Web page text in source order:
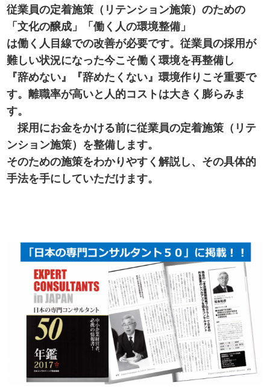
従業員の定着施策（リテンション施策）のための
「文化の醸成」「働く人の環境整備」
は働く人目線での改善が必要です。従業員の採用が
難しい状況になった今こそ働く環境を再整備し
『辞めない』『辞めたくない』環境作りこそ重要で
す。離職率が高いと人的コストは大きく膨らみま
す。
採用にお金をかける前に従業員の定着施策（リテ
ンション施策）を整備します。
そのための施策をわかりやすく解説し、その具体的
手法を手にしていただけます。